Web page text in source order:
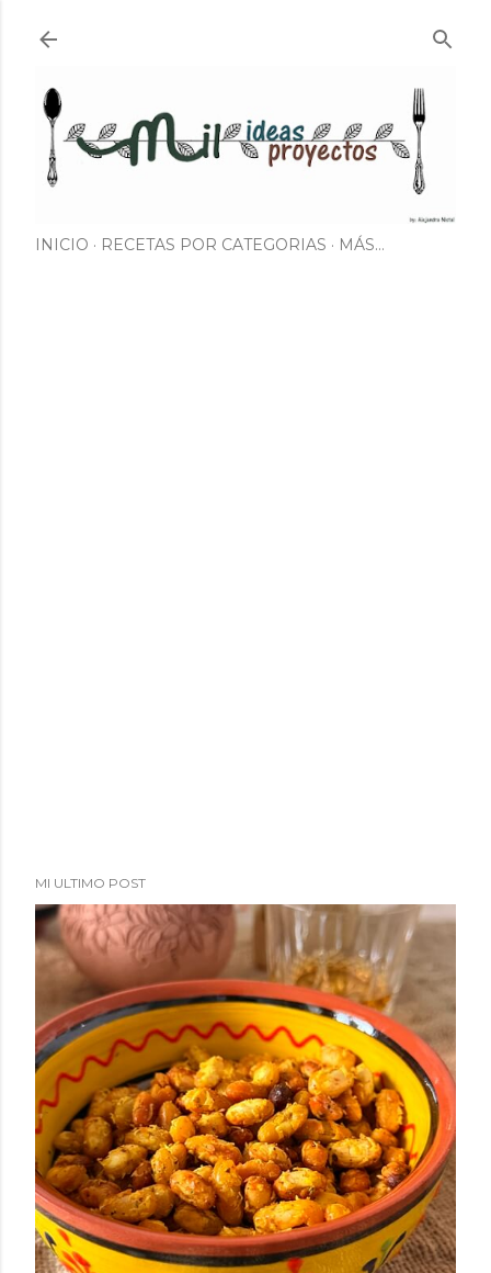
INICIO RECETAS POR CATEGORIAS MÁS…
MI ULTIMO POST